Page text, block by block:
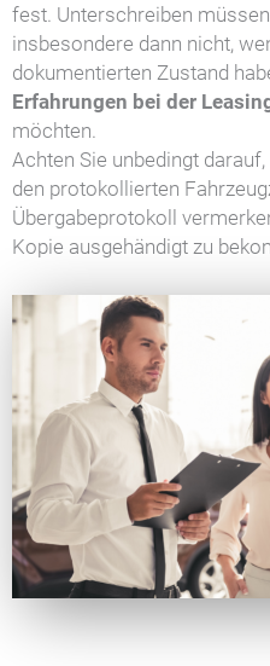
fest. Unterschreiben
insbesondere dann nicht,
dokumentierten Zustand
Erfahrungen bei der
möchten.
Achten Sie unbedingt
den protokollierten
Übergabeprotokoll
Kopie ausgehändigt zu